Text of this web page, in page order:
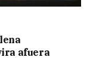
afuera